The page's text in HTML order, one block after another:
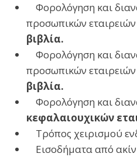
Φορολόγηση και
προσωπικών
βιβλία.
Φορολόγηση και
προσωπικών
βιβλία.
Φορολόγηση και
κεφαλαιουχικών
Τρόπος χειρισμού
Εισοδήματα από